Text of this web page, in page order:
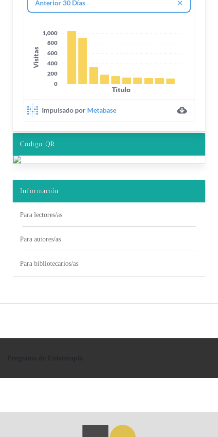
Código QR
Información
Para lectores/as
Para autores/as
Para bibliotecarios/as